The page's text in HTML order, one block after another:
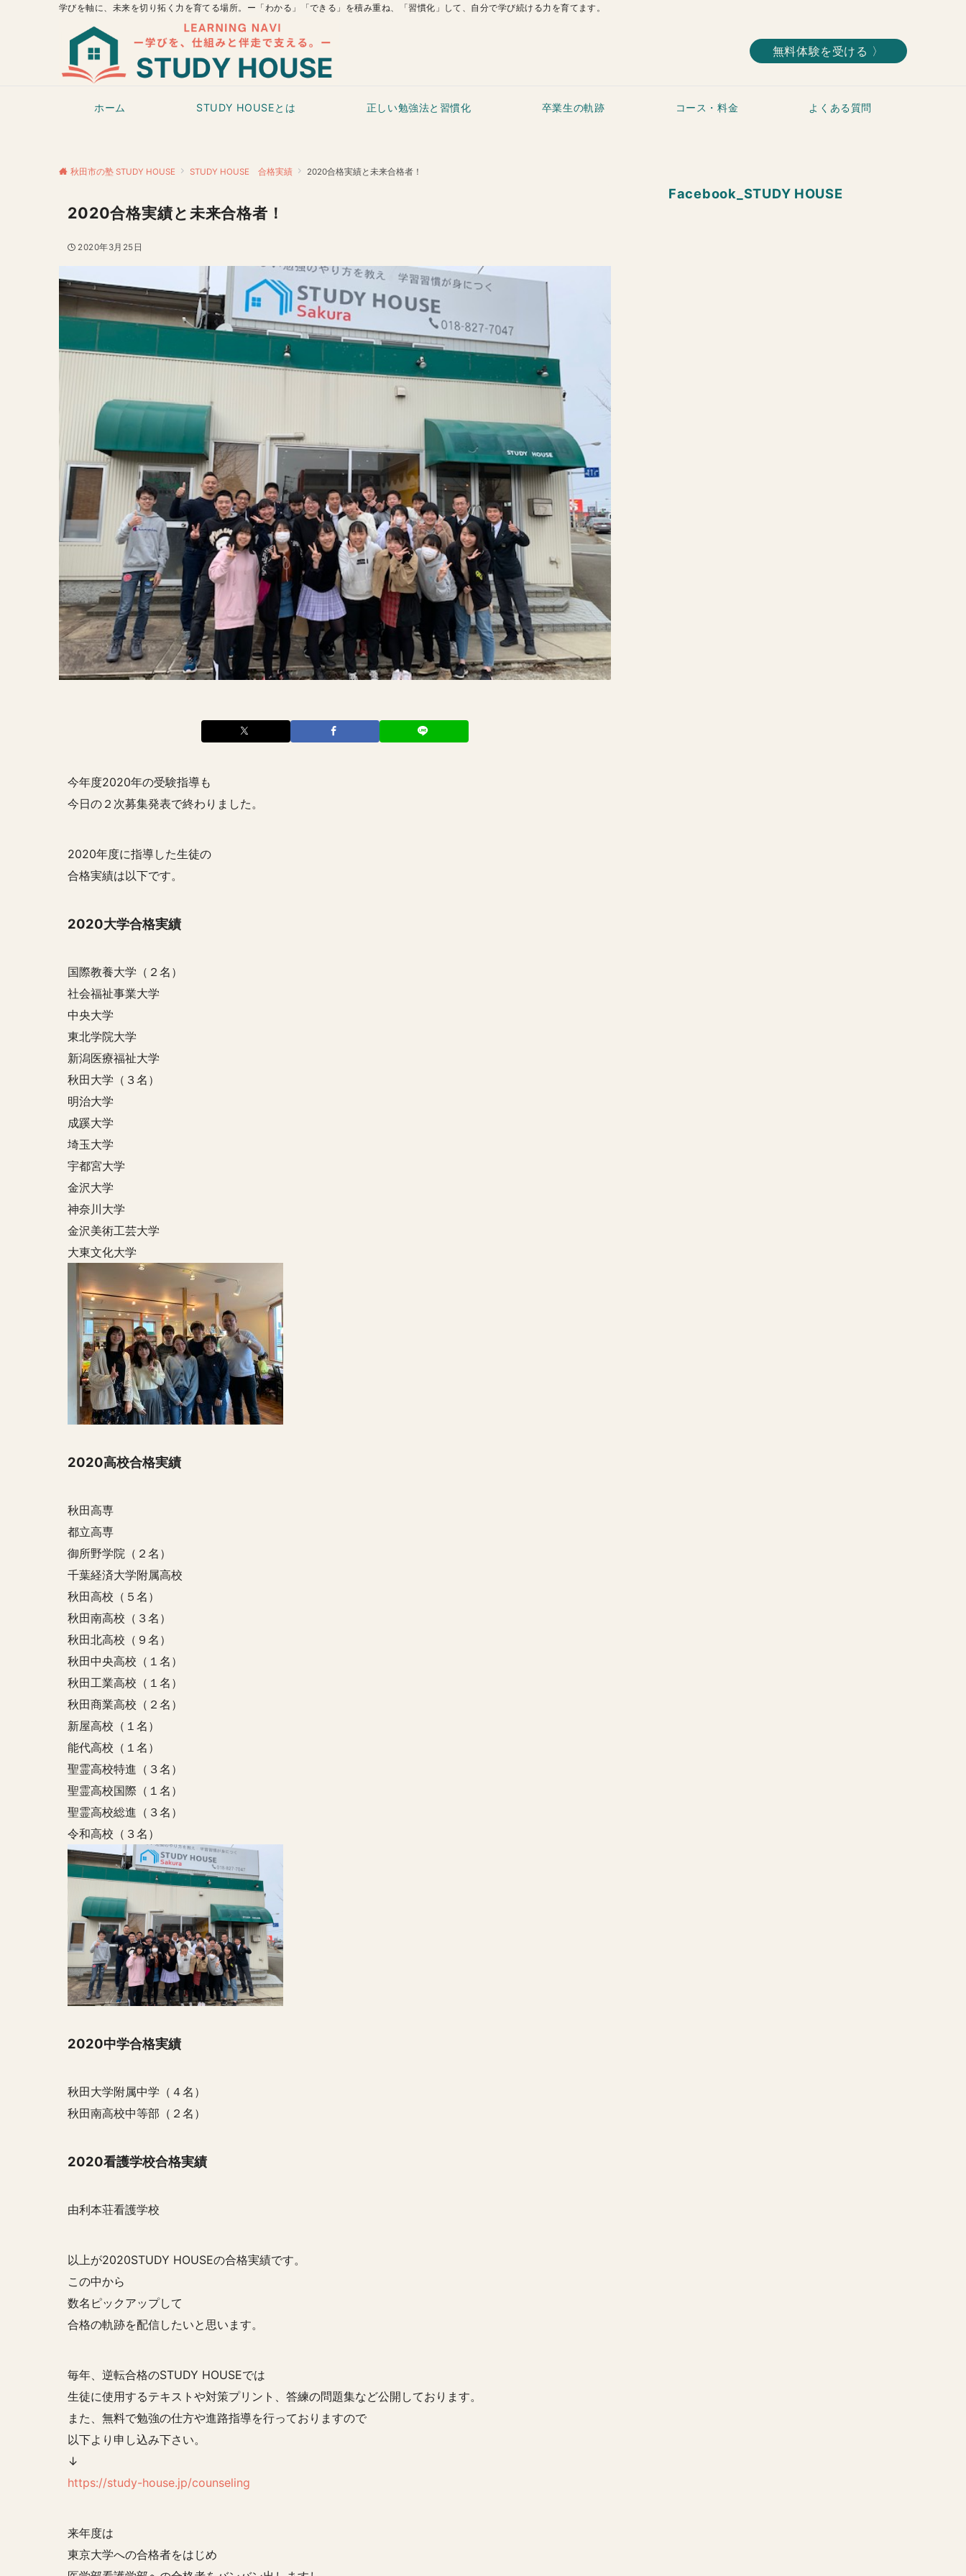
学びを軸に、未来を切り拓く力を育てる場所。ー「わかる」「できる」を積み重ね、「習慣化」して、自分で学び続ける力を育てます。
無料体験を受ける 〉
ホーム STUDY HOUSEとは 正しい勉強法と習慣化 卒業生の軌跡 コース・料金 よくある質問
秋田市の塾 STUDY HOUSE STUDY HOUSE 合格実績 2020合格実績と未来合格者！
2020合格実績と未来合格者！
2020年3月25日
今年度2020年の受験指導も
今日の２次募集発表で終わりました。
2020年度に指導した生徒の
合格実績は以下です。
2020大学合格実績
国際教養大学（２名）
社会福祉事業大学
中央大学
東北学院大学
新潟医療福祉大学
秋田大学（３名）
明治大学
成蹊大学
埼玉大学
宇都宮大学
金沢大学
神奈川大学
金沢美術工芸大学
大東文化大学
2020高校合格実績
秋田高専
都立高専
御所野学院（２名）
千葉経済大学附属高校
秋田高校（５名）
秋田南高校（３名）
秋田北高校（９名）
秋田中央高校（１名）
秋田工業高校（１名）
秋田商業高校（２名）
新屋高校（１名）
能代高校（１名）
聖霊高校特進（３名）
聖霊高校国際（１名）
聖霊高校総進（３名）
令和高校（３名）
2020中学合格実績
秋田大学附属中学（４名）
秋田南高校中等部（２名）
2020看護学校合格実績
由利本荘看護学校
以上が2020STUDY HOUSEの合格実績です。
この中から
数名ピックアップして
合格の軌跡を配信したいと思います。
毎年、 逆転合格のSTUDY HOUSEでは
生徒に使用するテキストや対策プリント、答練の問題集など公開しております。
また、無料で勉強の仕方や進路指導を行っておりますので
以下より申し込み下さい。
↓
https://study-house.jp/counseling
来年度は
東京大学への合格者をはじめ
Facebook_STUDY HOUSE